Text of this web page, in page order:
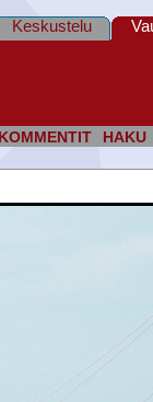
KOMMENTIT HAKU
Keskustelu